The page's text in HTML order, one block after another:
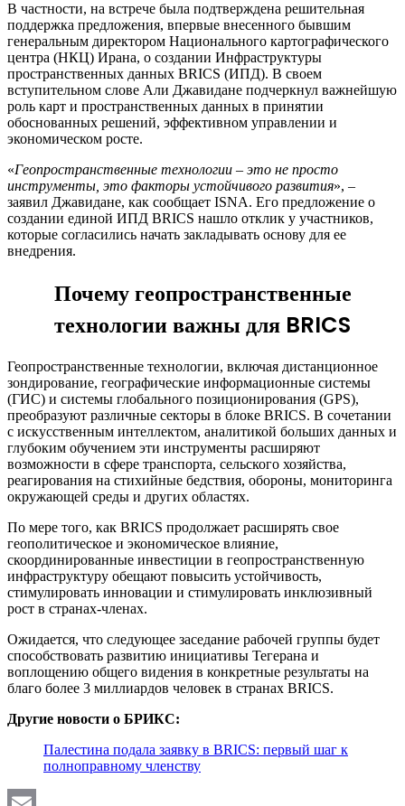
В частности, на встрече была подтверждена решительная
поддержка предложения, впервые внесенного бывшим
генеральным директором Национального картографического
центра (НКЦ) Ирана, о создании Инфраструктуры
пространственных данных BRICS (ИПД). В своем
вступительном слове Али Джавидане подчеркнул важнейшую
роль карт и пространственных данных в принятии
обоснованных решений, эффективном управлении и
экономическом росте.
«Геопространственные технологии – это не просто
инструменты, это факторы устойчивого развития», –
заявил Джавидане, как сообщает ISNA. Его предложение о
создании единой ИПД BRICS нашло отклик у участников,
которые согласились начать закладывать основу для ее
внедрения.
Почему геопространственные
технологии важны для BRICS
Геопространственные технологии, включая дистанционное
зондирование, географические информационные системы
(ГИС) и системы глобального позиционирования (GPS),
преобразуют различные секторы в блоке BRICS. В сочетании
с искусственным интеллектом, аналитикой больших данных и
глубоким обучением эти инструменты расширяют
возможности в сфере транспорта, сельского хозяйства,
реагирования на стихийные бедствия, обороны, мониторинга
окружающей среды и других областях.
По мере того, как BRICS продолжает расширять свое
геополитическое и экономическое влияние,
скоординированные инвестиции в геопространственную
инфраструктуру обещают повысить устойчивость,
стимулировать инновации и стимулировать инклюзивный
рост в странах-членах.
Ожидается, что следующее заседание рабочей группы будет
способствовать развитию инициативы Тегерана и
воплощению общего видения в конкретные результаты на
благо более 3 миллиардов человек в странах BRICS.
Другие новости о БРИКС:
Палестина подала заявку в BRICS: первый шаг к
полноправному членству